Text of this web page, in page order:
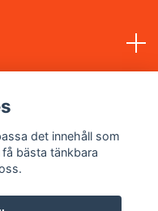
det innehåll som
bästa tänkbara